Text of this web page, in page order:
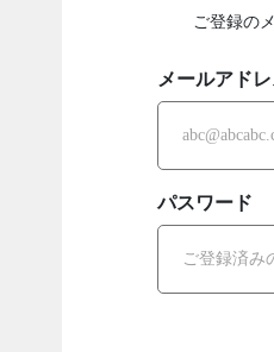
ご登録の
メールアド
パスワード